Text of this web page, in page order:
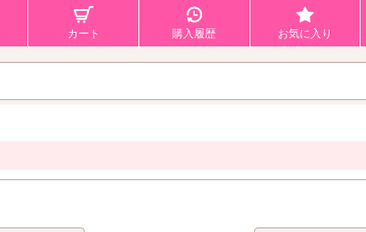
カート 購入履歴 お気に入り